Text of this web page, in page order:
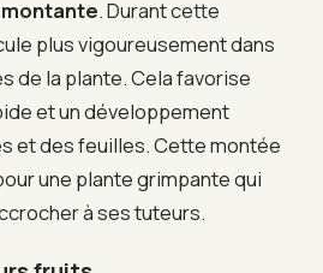
. Durant cette
plus vigoureusement dans
de la plante. Cela favorise
et un développement
et des feuilles. Cette montée
une plante grimpante qui
à ses tuteurs.